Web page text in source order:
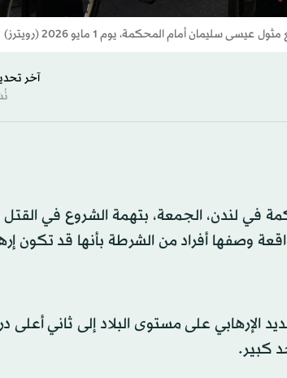
أمام المحكمة، يوم 1 مايو 2026 (رويترز)
آخر تحديث: 17:35-1 مايو 2026 م ـ 15
نُشر: 10:12-
45 عاماً أمام محكمة في لندن، الجمعة، بتهمة
وصفها أفراد من الشرطة بأنها قد تكون
الإرهابي على مستوى البلاد إلى ثاني أعلى
كبير.